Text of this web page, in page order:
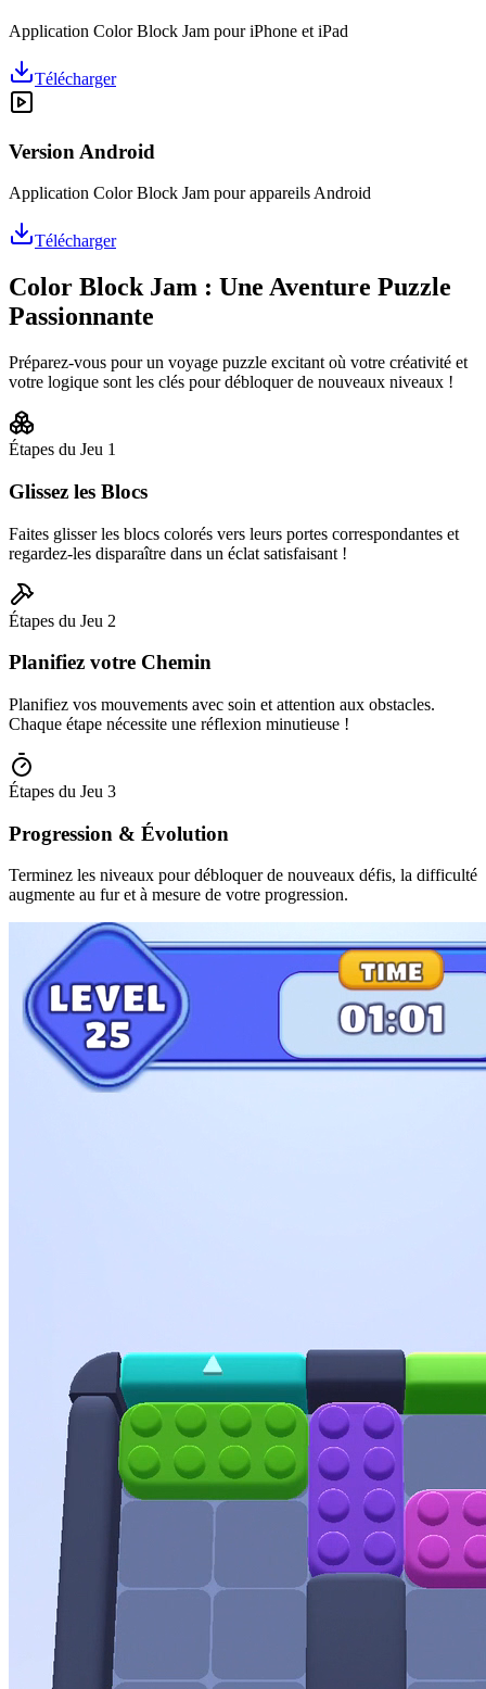
Application Color Block Jam pour iPhone et iPad
Télécharger
Version Android
Application Color Block Jam pour appareils Android
Télécharger
Color Block Jam : Une Aventure Puzzle
Passionnante
Préparez-vous pour un voyage puzzle excitant où votre créativité et
votre logique sont les clés pour débloquer de nouveaux niveaux !
Étapes du Jeu 1
Glissez les Blocs
Faites glisser les blocs colorés vers leurs portes correspondantes et
regardez-les disparaître dans un éclat satisfaisant !
Étapes du Jeu 2
Planifiez votre Chemin
Planifiez vos mouvements avec soin et attention aux obstacles.
Chaque étape nécessite une réflexion minutieuse !
Étapes du Jeu 3
Progression & Évolution
Terminez les niveaux pour débloquer de nouveaux défis, la difficulté
augmente au fur et à mesure de votre progression.